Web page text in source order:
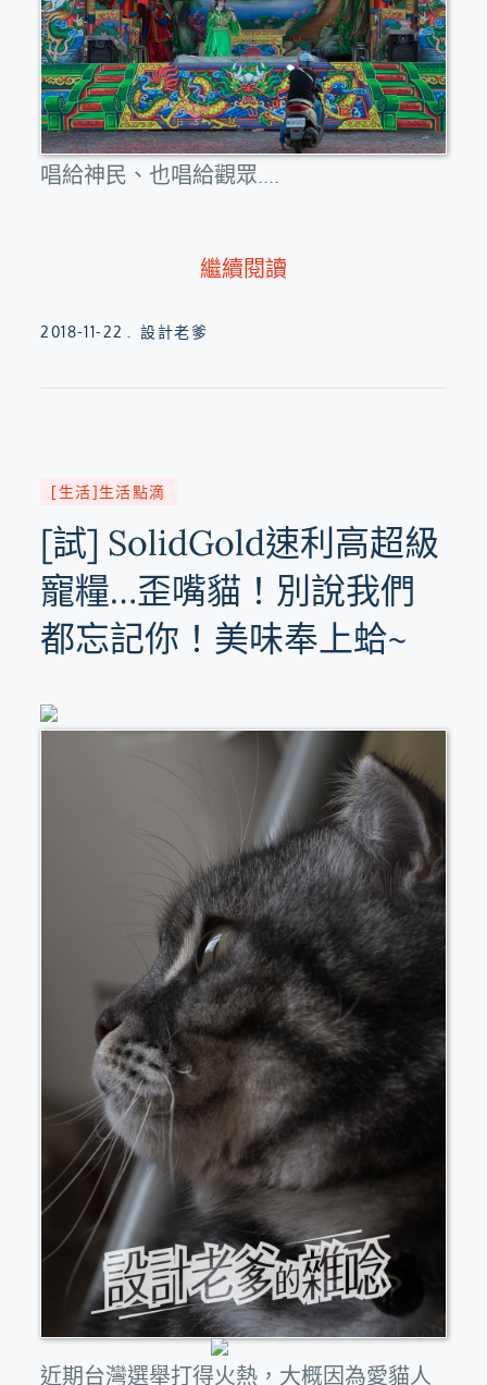
唱給神民、也唱給觀眾....
繼續閱讀
Posted
2018-11-22 設計老爹
[生活]生活點滴
[試] SolidGold速利高超級
寵糧…歪嘴貓！別說我們
都忘記你！美味奉上蛤~
近期台灣選舉打得火熱，大概因為愛貓人